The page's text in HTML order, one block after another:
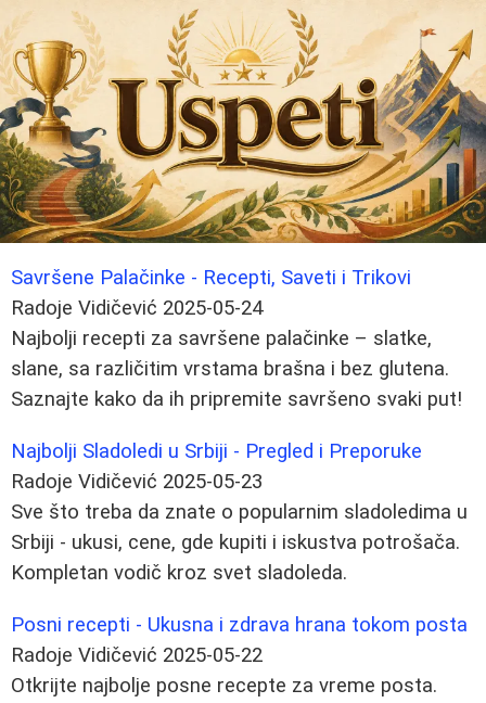
Savršene Palačinke - Recepti, Saveti i Trikovi
Radoje Vidičević 2025-05-24
Najbolji recepti za savršene palačinke – slatke,
slane, sa različitim vrstama brašna i bez glutena.
Saznajte kako da ih pripremite savršeno svaki put!
Najbolji Sladoledi u Srbiji - Pregled i Preporuke
Radoje Vidičević 2025-05-23
Sve što treba da znate o popularnim sladoledima u
Srbiji - ukusi, cene, gde kupiti i iskustva potrošača.
Kompletan vodič kroz svet sladoleda.
Posni recepti - Ukusna i zdrava hrana tokom posta
Radoje Vidičević 2025-05-22
Otkrijte najbolje posne recepte za vreme posta.